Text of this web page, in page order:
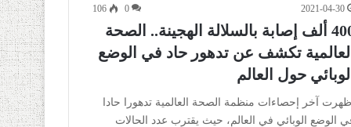
2021-04-30
0
106
400 ألف إصابة بالسلالة الهجينة.. الصحة
العالمية تكشف عن تدهور حاد في الوضع
الوبائي حول العالم
أظهرت آخر إحصاءات منظمة الصحة العالمية تدهورا حادا
الوضع الوبائي في العالم، حيث يقترب عدد الحالات